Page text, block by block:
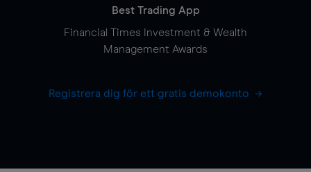
Best Trading App
Financial Times Investment & Wealth
Management Awards
Registrera dig för ett gratis demokonto